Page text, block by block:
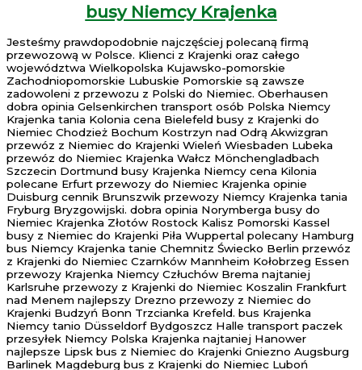
busy Niemcy Krajenka
Jesteśmy prawdopodobnie najczęściej polecaną firmą
przewozową w Polsce. Klienci z Krajenki oraz całego
województwa Wielkopolska Kujawsko-pomorskie
Zachodniopomorskie Lubuskie Pomorskie są zawsze
zadowoleni z przewozu z Polski do Niemiec. Oberhausen
dobra opinia Gelsenkirchen transport osób Polska Niemcy
Krajenka tania Kolonia cena Bielefeld busy z Krajenki do
Niemiec Chodzież Bochum Kostrzyn nad Odrą Akwizgran
przewóz z Niemiec do Krajenki Wieleń Wiesbaden Lubeka
przewóz do Niemiec Krajenka Wałcz Mönchengladbach
Szczecin Dortmund busy Krajenka Niemcy cena Kilonia
polecane Erfurt przewozy do Niemiec Krajenka opinie
Duisburg cennik Brunszwik przewozy Niemcy Krajenka tania
Fryburg Bryzgowijski. dobra opinia Norymberga busy do
Niemiec Krajenka Złotów Rostock Kalisz Pomorski Kassel
busy z Niemiec do Krajenki Piła Wuppertal polecany Hamburg
bus Niemcy Krajenka tanie Chemnitz Świecko Berlin przewóz
z Krajenki do Niemiec Czarnków Mannheim Kołobrzeg Essen
przewozy Krajenka Niemcy Człuchów Brema najtaniej
Karlsruhe przewozy z Krajenki do Niemiec Koszalin Frankfurt
nad Menem najlepszy Drezno przewozy z Niemiec do
Krajenki Budzyń Bonn Trzcianka Krefeld. bus Krajenka
Niemcy tanio Düsseldorf Bydgoszcz Halle transport paczek
przesyłek Niemcy Polska Krajenka najtaniej Hanower
najlepsze Lipsk bus z Niemiec do Krajenki Gniezno Augsburg
Barlinek Magdeburg bus z Krajenki do Niemiec Luboń